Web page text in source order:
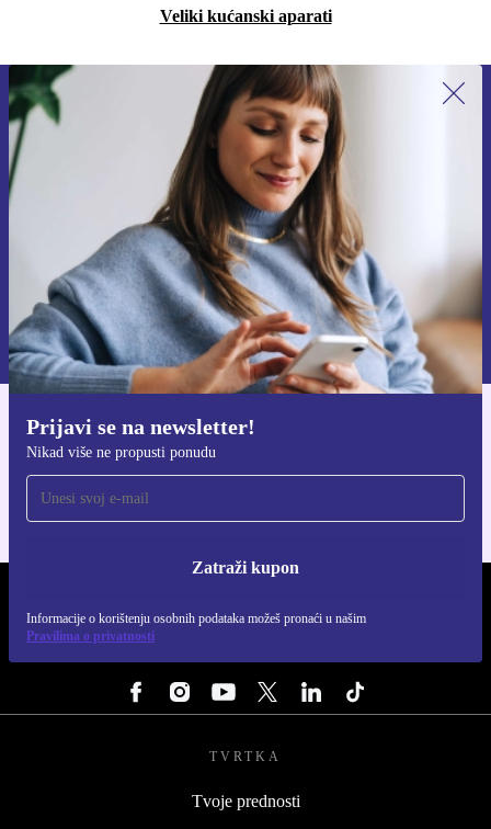
Veliki kućanski aparati
Prijavi se na newsletter!
Nikad više ne propusti ponudu
Zatraži kupon
Informacije o korištenju osobnih podataka možeš pronaći u našim
Pravilima o privatnosti
Prijavi se na newsletter!
Nikad više ne propusti ponudu.
Zatraži kupon
Informacije o korištenju osobnih podataka možeš pronaći u našim
Pravilima privatnosti.
Preuzmi refurbed aplikaciju
Za iOS i Android
TVRTKA
Tvoje prednosti